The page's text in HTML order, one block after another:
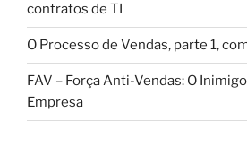
contratos de TI
O Processo de Vendas, parte 1,
FAV – Força Anti-Vendas: O
Empresa